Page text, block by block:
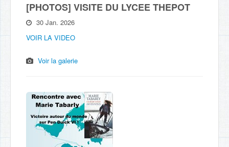
[PHOTOS] VISITE DU LYCEE THEPOT
30 Jan. 2026
VOIR LA VIDEO
Voir la galerie